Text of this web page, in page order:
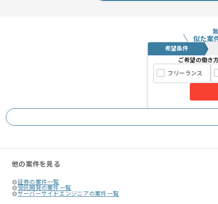
似た案
希望条件
ご希望の働き
フリーランス
他の案件を見る
証券の案件一覧
受託開発の案件一覧
サーバーサイドエンジニアの案件一覧